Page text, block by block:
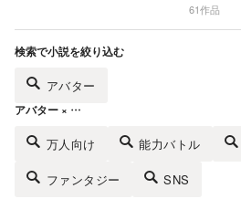
61作品
検索で小説を絞り込む
アバター
アバター × …
万人向け 能力バトル
ファンタジー SNS